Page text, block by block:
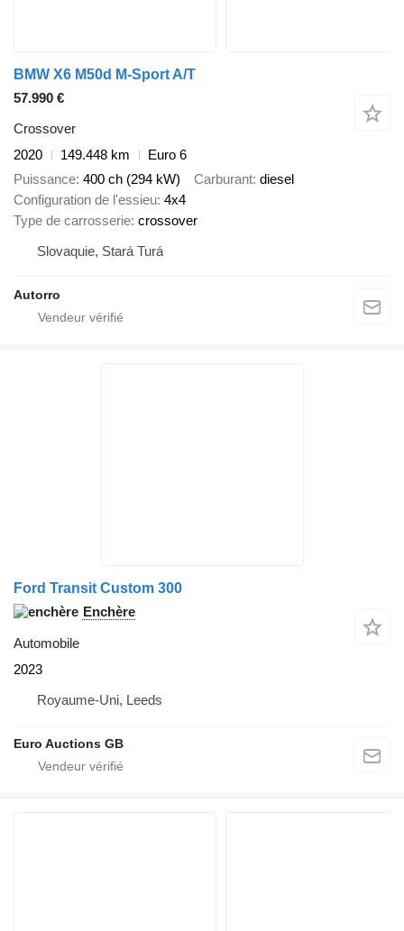
BMW X6 M50d M-Sport A/T
57.990 €
Crossover
2020
149.448 km
Euro 6
Puissance 400 ch (294 kW) Carburant diesel
Configuration de l'essieu 4x4
Type de carrosserie crossover
Slovaquie, Stará Turá
Autorro
Ford Transit Custom 300
Enchère
Automobile
2023
Royaume-Uni, Leeds
Euro Auctions GB